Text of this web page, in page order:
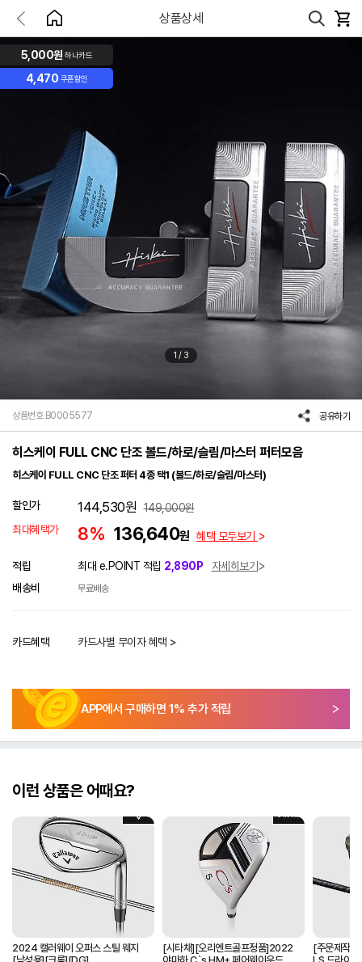
상품상세
5,000원 하나카드
4,470 쿠폰할인
1 / 3
상품번호 B0005577 공유하기
히스케이 FULL CNC 단조 볼드/하로/슬림/마스터 퍼터모음
히스케이 FULL CNC 단조 퍼터 4종 택1 (볼드/하로/슬림/마스터)
할인가 144,530원 149,000원
최대혜택가
8% 136,640원 혜택 모두보기
적립 최대 e.POINT 적립 2,890P
자세히보기
배송비
무료배송
카드혜택 카드사별 무이자 혜택 >
APP에서 구매하면 1% 추가 적립
이런 상품은 어때요?
2024 캘러웨이 오퍼스 스틸 웨지
[시타채][오리엔트골프정품]2022
[주문제작